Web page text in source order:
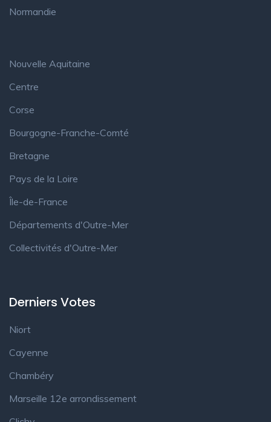
Normandie
Nouvelle Aquitaine
Centre
Corse
Bourgogne-Franche-Comté
Bretagne
Pays de la Loire
Île-de-France
Départements d'Outre-Mer
Collectivités d'Outre-Mer
Derniers Votes
Niort
Cayenne
Chambéry
Marseille 12e arrondissement